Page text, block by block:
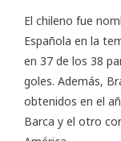
El chileno fue
Española en la
en 37 de los 38
goles. Además,
obtenidos en el
Barca y el otro